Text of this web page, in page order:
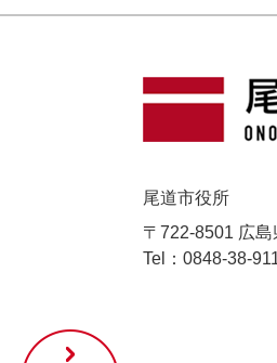
尾
尾道市役所
〒722-8501 広
Tel：0848-38-